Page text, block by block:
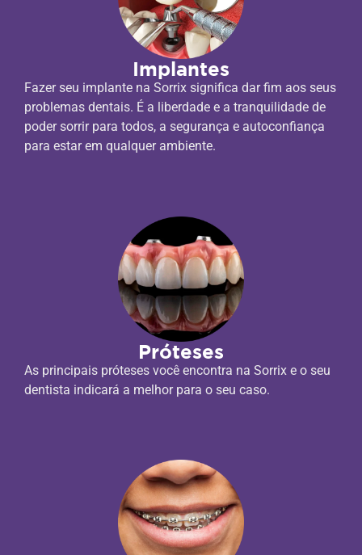
Implantes
Fazer seu implante na Sorrix significa dar fim aos seus
problemas dentais. É a liberdade e a tranquilidade de
poder sorrir para todos, a segurança e autoconfiança
para estar em qualquer ambiente.
Próteses
As principais próteses você encontra na Sorrix e o seu
dentista indicará a melhor para o seu caso.